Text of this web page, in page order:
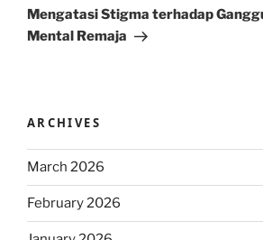
Post
Mengatasi Stigma terhadap
Mental Remaja
ARCHIVES
March 2026
February 2026